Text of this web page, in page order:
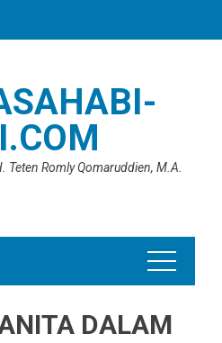
Teten Romly Qomaruddien, M.A.
DALAM